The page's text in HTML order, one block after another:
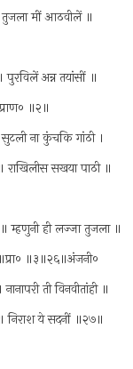
तुजला मीं आठवीलें ॥
पुरविलें अन्न तयांसीं ॥
॥२॥
सुटली ना कुंचकि गांठी ।
सखया पाठी ॥
म्हणुनी ही लज्जा तुजला ॥
॥३॥२६॥अंजनी०
ती विनवीतांही ॥
निराश ये सदनीं ॥२७॥